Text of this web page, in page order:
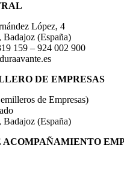
López, 4
(España)
159 – 924 002 900
DE EMPRESAS
de Empresas)
(España)
ACOMPAÑAMIENTO